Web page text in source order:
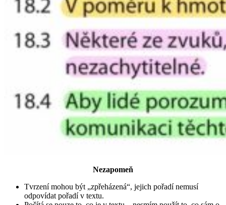
Nezapomeň
Tvrzení mohou být „zpřeházená“, jejich pořadí nemusí
odpovídat pořadí v textu.